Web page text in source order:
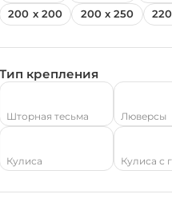
200 х 200
200 х 250
Тип крепления
Шторная тесьма Люверсы
Кулиса Кулиса с